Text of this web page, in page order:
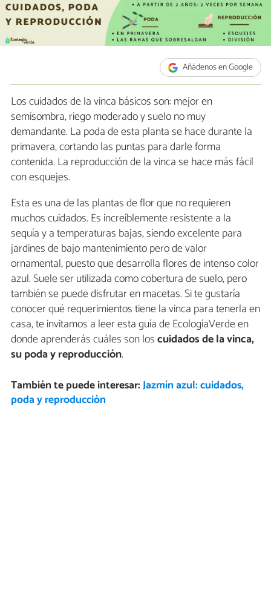
Añádenos en Google
Los cuidados de la vinca básicos son: mejor en
semisombra, riego moderado y suelo no muy
demandante. La poda de esta planta se hace durante la
primavera, cortando las puntas para darle forma
contenida. La reproducción de la vinca se hace más fácil
con esquejes.
Esta es una de las plantas de flor que no requieren
muchos cuidados. Es increíblemente resistente a la
sequía y a temperaturas bajas, siendo excelente para
jardines de bajo mantenimiento pero de valor
ornamental, puesto que desarrolla flores de intenso color
azul. Suele ser utilizada como cobertura de suelo, pero
también se puede disfrutar en macetas. Si te gustaría
conocer qué requerimientos tiene la vinca para tenerla en
casa, te invitamos a leer esta guía de EcologíaVerde en
donde aprenderás cuáles son loscuidados de la vinca,
su poda y reproducción.
También te puede interesar:Jazmín azul: cuidados,
poda y reproducción